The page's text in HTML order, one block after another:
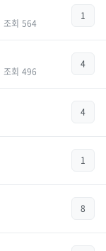
조회 564
1
조회 496
4
4
1
8